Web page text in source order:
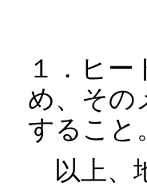
１．ヒ
め、その
すること
以上、